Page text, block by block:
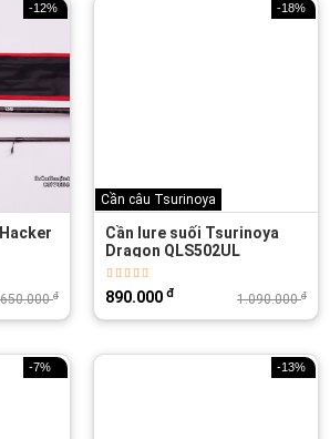
-12%
đ
-18%
Cần câu Tsurinoya
Cần lure suối Tsurinoya
Dragon QLS502UL
1.090.000đ
890.000 đ
-7% -13%